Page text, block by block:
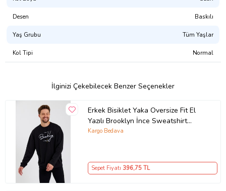
Desen Baskılı
Yaş Grubu Tüm Yaşlar
Kol Tipi Normal
İlginizi Çekebilecek Benzer Seçenekler
Erkek Bisiklet Yaka Oversize Fit El
Yazılı Brooklyn İnce Sweatshirt
SPR23SW331 (Siyah)
Kargo Bedava
Sepet Fiyatı 396,75 TL